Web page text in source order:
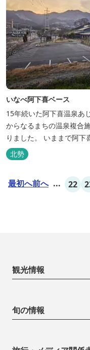
いなべ阿下喜ベース
15年続いた阿下喜温泉あ
からなるまちの温泉複合
りました。 いままで阿下喜温泉に通っていた地元の方も、市外から
いなべ市に遊びに来られ
気だった温泉はそのまま
喜ベース」は、『自...
北勢
最初へ前へ ... 22
観光情報
旬の情報